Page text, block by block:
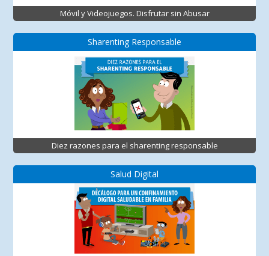
Móvil y Videojuegos. Disfrutar sin Abusar
Sharenting Responsable
Diez razones para el sharenting responsable
Salud Digital